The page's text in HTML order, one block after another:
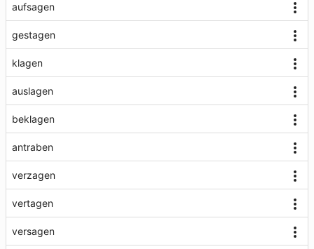
aufsagen
gestagen
klagen
auslagen
beklagen
antraben
verzagen
vertagen
versagen